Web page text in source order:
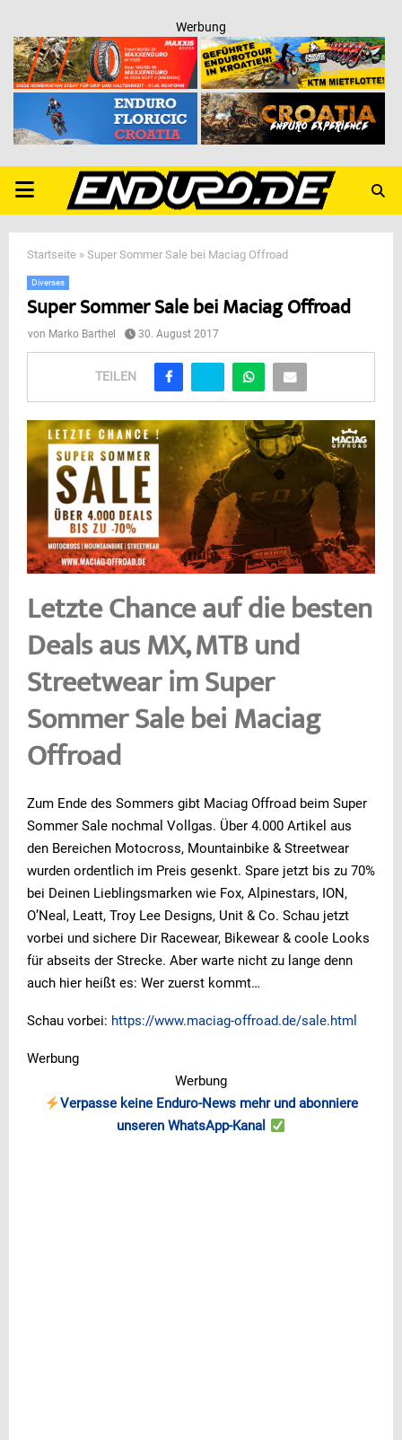
Werbung
PRIMARY
MENU
Startseite » Super Sommer Sale bei Maciag Offroad
Diverses
Super Sommer Sale bei Maciag Offroad
von Marko Barthel 30. August 2017
TEILEN
Letzte Chance auf die besten
Deals aus MX, MTB und
Streetwear im Super
Sommer Sale bei Maciag
Offroad
Zum Ende des Sommers gibt Maciag Offroad beim Super
Sommer Sale nochmal Vollgas. Über 4.000 Artikel aus
den Bereichen Motocross, Mountainbike & Streetwear
wurden ordentlich im Preis gesenkt. Spare jetzt bis zu 70%
bei Deinen Lieblingsmarken wie Fox, Alpinestars, ION,
O’Neal, Leatt, Troy Lee Designs, Unit & Co. Schau jetzt
vorbei und sichere Dir Racewear, Bikewear & coole Looks
für abseits der Strecke. Aber warte nicht zu lange denn
auch hier heißt es: Wer zuerst kommt…
Schau vorbei: https://www.maciag-offroad.de/sale.html
Werbung
Werbung
Verpasse keine Enduro-News mehr und abonniere
unseren WhatsApp-Kanal